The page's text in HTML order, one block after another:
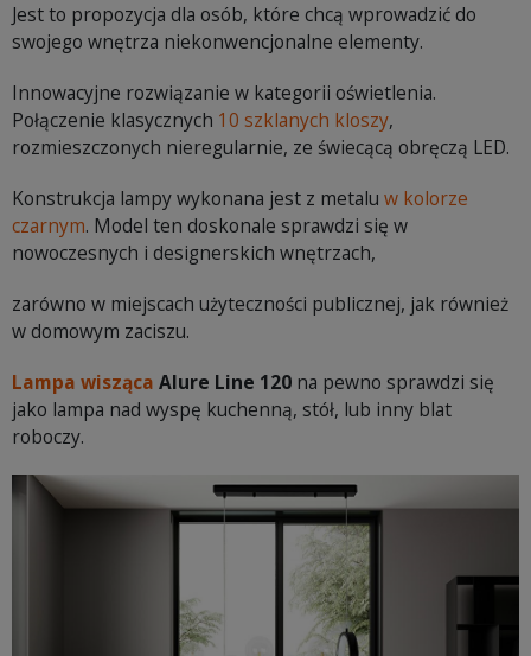
Jest to propozycja dla osób, które chcą wprowadzić do
swojego wnętrza niekonwencjonalne elementy.
Innowacyjne rozwiązanie w kategorii oświetlenia.
Połączenie klasycznych 10 szklanych kloszy,
rozmieszczonych nieregularnie, ze świecącą obręczą LED.
Konstrukcja lampy wykonana jest z metalu w kolorze
czarnym. Model ten doskonale sprawdzi się w
nowoczesnych i designerskich wnętrzach,
zarówno w miejscach użyteczności publicznej, jak również
w domowym zaciszu.
Lampa wisząca Alure Line 120 na pewno sprawdzi się
jako lampa nad wyspę kuchenną, stół, lub inny blat
roboczy.